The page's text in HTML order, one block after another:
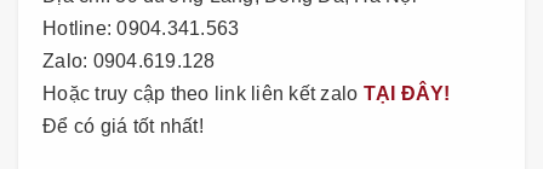
Hotline: 0904.341.563
Zalo: 0904.619.128
Hoặc truy cập theo link liên kết zalo TẠI ĐÂY!
Để có giá tốt nhất!